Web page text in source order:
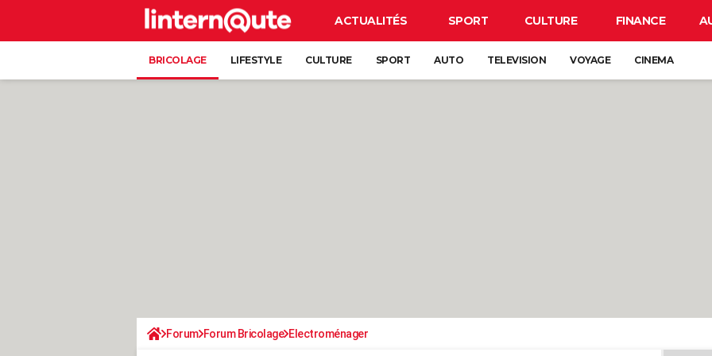
ACTUALITÉS SPORT CULTURE FINANCE
BRICOLAGE LIFESTYLE CULTURE SPORT AUTO TELEVISION VOYAGE CINEMA
Forum Forum Bricolage Electroménager